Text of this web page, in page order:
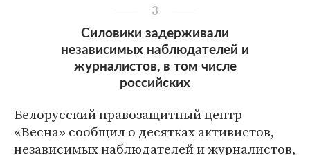
3
Силовики задерживали
независимых наблюдателей и
журналистов, в том числе
российских
Белорусский правозащитный центр
«Весна» сообщил о десятках активистов,
независимых наблюдателей и журналистов,